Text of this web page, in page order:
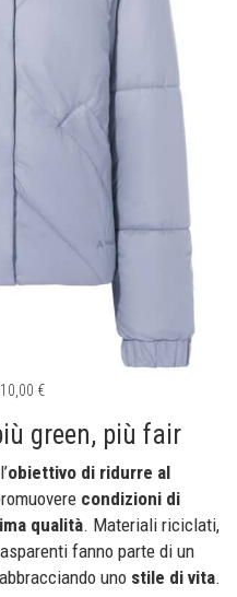
€
green, più fair
obiettivo di ridurre al
condizioni di
qualità. Materiali riciclati,
fanno parte di un
uno stile di vita.